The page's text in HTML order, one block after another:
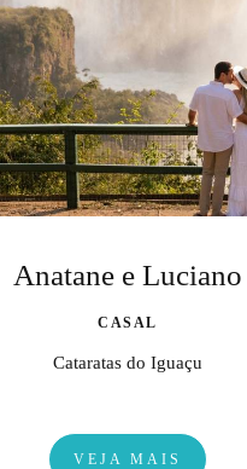
Anatane e Luciano
CASAL
Cataratas do Iguaçu
VEJA MAIS